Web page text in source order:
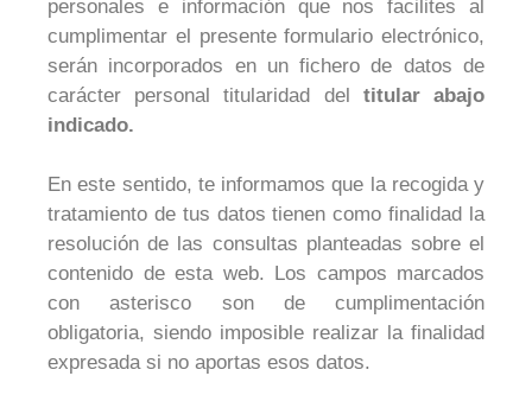
personales e información que nos facilites al
cumplimentar el presente formulario electrónico,
serán incorporados en un fichero de datos de
carácter personal titularidad del titular abajo
indicado.
En este sentido, te informamos que la recogida y
tratamiento de tus datos tienen como finalidad la
resolución de las consultas planteadas sobre el
contenido de esta web. Los campos marcados
con asterisco son de cumplimentación
obligatoria, siendo imposible realizar la finalidad
expresada si no aportas esos datos.